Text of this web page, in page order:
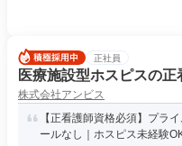
正社員
医療施設型ホスピスの正
株式会社アンビス
【正看護師資格必須】プラ
ールなし｜ホスピス未経験